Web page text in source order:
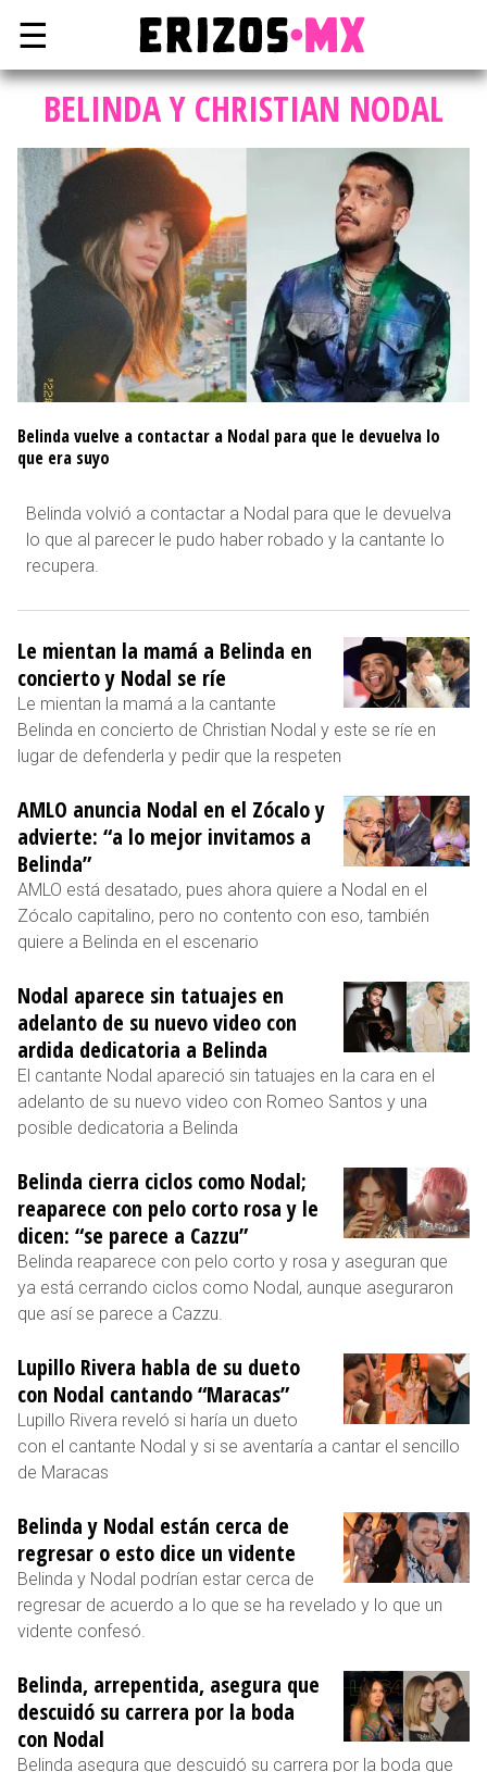
☰
BELINDA Y CHRISTIAN NODAL
Belinda vuelve a contactar a Nodal para que le devuelva lo
que era suyo
Belinda volvió a contactar a Nodal para que le devuelva
lo que al parecer le pudo haber robado y la cantante lo
recupera.
Le mientan la mamá a Belinda en
concierto y Nodal se ríe
Le mientan la mamá a la cantante
Belinda en concierto de Christian Nodal y este se ríe en
lugar de defenderla y pedir que la respeten
AMLO anuncia Nodal en el Zócalo y
advierte: “a lo mejor invitamos a
Belinda”
AMLO está desatado, pues ahora quiere a Nodal en el
Zócalo capitalino, pero no contento con eso, también
quiere a Belinda en el escenario
Nodal aparece sin tatuajes en
adelanto de su nuevo video con
ardida dedicatoria a Belinda
El cantante Nodal apareció sin tatuajes en la cara en el
adelanto de su nuevo video con Romeo Santos y una
posible dedicatoria a Belinda
Belinda cierra ciclos como Nodal;
reaparece con pelo corto rosa y le
dicen: “se parece a Cazzu”
Belinda reaparece con pelo corto y rosa y aseguran que
ya está cerrando ciclos como Nodal, aunque aseguraron
que así se parece a Cazzu.
Lupillo Rivera habla de su dueto
con Nodal cantando “Maracas”
Lupillo Rivera reveló si haría un dueto
con el cantante Nodal y si se aventaría a cantar el sencillo
de Maracas
Belinda y Nodal están cerca de
regresar o esto dice un vidente
Belinda y Nodal podrían estar cerca de
regresar de acuerdo a lo que se ha revelado y lo que un
vidente confesó.
Belinda, arrepentida, asegura que
descuidó su carrera por la boda
con Nodal
Belinda asegura que descuidó su carrera por la boda que